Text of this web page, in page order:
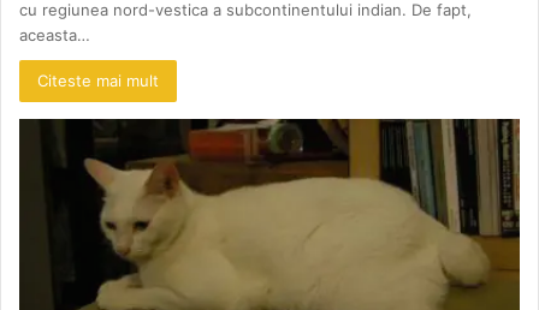
cu regiunea nord-vestica a subcontinentului indian. De fapt,
aceasta…
Citeste mai mult